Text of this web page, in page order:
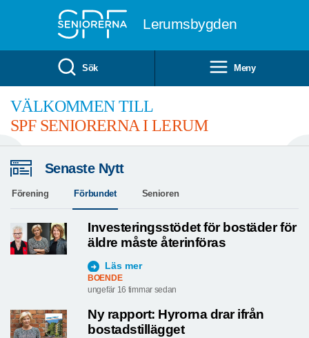
Lerumsbygden
Sök Meny
VÄLKOMMEN TILL
SPF SENIORERNA I LERUM
Senaste Nytt
Förening Förbundet Senioren
Investeringsstödet för bostäder för
äldre måste återinföras
Läs mer
BOENDE
ungefär 16 timmar sedan
Ny rapport: Hyrorna drar ifrån
bostadstillägget